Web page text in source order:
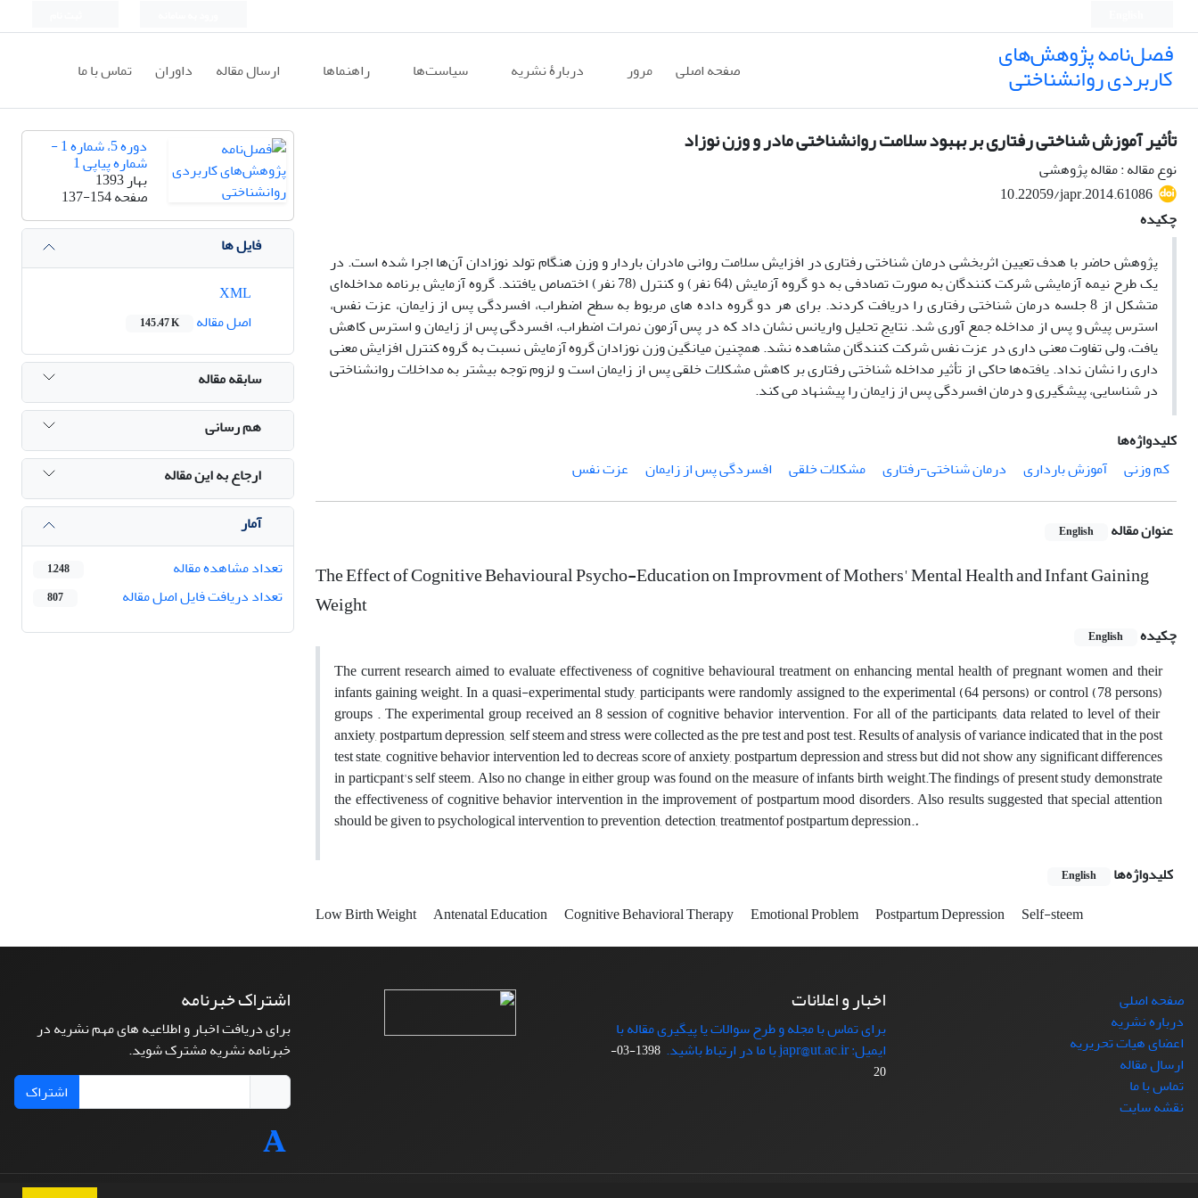
فصل‌نامه پژوهش‌های
کاربردی روانشناختی صفحه اصلی مرور دربارۀ نشریه سیاست‌ها راهنماها ارسال مقاله داوران تماس با ما
تأثیر آموزش شناختی رفتاری بر بهبود سلامت روانشناختی مادر و وزن نوزاد
نوع مقاله : مقاله پژوهشی
10.22059/japr.2014.61086
چکیده
پژوهش حاضر با هدف تعیین اثربخشی درمان شناختی رفتاری در افزایش سلامت روانی مادران باردار و وزن هنگام تولد نوزادان آن‌ها اجرا شده است. در
یک طرح نیمه آزمایشی شرکت کنندگان به صورت تصادفی به دو گروه آزمایش (64 نفر) و کنترل (78 نفر) اختصاص یافتند. گروه آزمایش برنامه مداخله‌ای
متشکل از 8 جلسه درمان شناختی رفتاری را دریافت کردند. برای هر دو گروه داده­ های مربوط به سطح اضطراب، افسردگی پس از زایمان، عزت نفس،
استرس پیش و پس از مداخله جمع ­آوری شد. نتایج تحلیل واریانس نشان داد که در پس آزمون نمرات اضطراب، افسردگی پس از زایمان و استرس کاهش
یافت، ولی تفاوت معنی ­داری در عزت نفس شرکت کنندگان مشاهده نشد. همچنین میانگین وزن نوزادان گروه آزمایش نسبت به گروه کنترل افزایش معنی
­داری را نشان نداد. یافته‌ها حاکی از تأثیر مداخله شناختی رفتاری بر کاهش مشکلات خلقی پس از زایمان است و لزوم توجه بیشتر به مداخلات روانشناختی
در شناسایی، پیشگیری و درمان افسردگی پس از زایمان را پیشنهاد می­ کند.
کلیدواژه‌ها
کم وزنی
آموزش بارداری درمان شناختی-رفتاری مشکلات خلقی افسردگی پس از زایمان عزت نفس
عنوان مقاله English
The Effect of Cognitive Behavioural Psycho-Education on Improvment of Mothers' Mental Health and Infant Gaining
Weight
چکیده English
The current research aimed to evaluate effectiveness of cognitive behavioural treatment on enhancing mental health of pregnant women and their
infants gaining weight. In a quasi-experimental study, participants were randomly assigned to the experimental (64 persons) or control (78 persons)
groups . The experimental group received an 8 session of cognitive behavior intervention. For all of the participants, data related to level of their
anxiety, postpartum depression, self steem and stress were collected as the pre test and post test. Results of analysis of variance indicated that in the post
test state, cognitive behavior intervention led to decreas score of anxiety, postpartum depression and stress but did not show any significant differences
in particpant's self steem. Also no change in either group was found on the measure of infants birth weight.The findings of present study demonstrate
the effectiveness of cognitive behavior intervention in the improvement of postpartum mood disorders. Also results suggested that special attention
should be given to psychological intervention to prevention, detection, treatmentof postpartum depression..
کلیدواژه‌ها
English
Low Birth Weight Antenatal Education Cognitive Behavioral Therapy Emotional Problem Postpartum Depression Self-steem
دوره 5، شماره 1 -
شماره پیاپی 1
بهار 1393
صفحه137-154
فایل ها
اصل مقاله
145.47 K
سابقه مقاله
هم رسانی
ارجاع به این مقاله
آمار
تعداد مشاهده مقاله
1,248
تعداد دریافت فایل اصل مقاله 807
صفحه اصلی
درباره نشریه
اعضای هیات تحریریه
ارسال مقاله
تماس با ما
نقشه سایت
اخبار و اعلانات
برای تماس با مجله و طرح سوالات یا پیگیری مقاله با
ایمیل: japr@ut.ac.ir با ما در ارتباط باشید.
1398-03-
20
اشتراک خبرنامه
برای دریافت اخبار و اطلاعیه های مهم نشریه در
خبرنامه نشریه مشترک شوید.
اشتراک